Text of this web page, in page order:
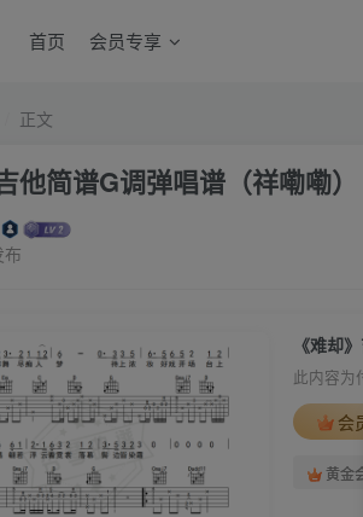
首页 会员专享
正文
他简谱G调弹唱谱（祥嘞嘞）
布
《难却
此内容为
会
黄金